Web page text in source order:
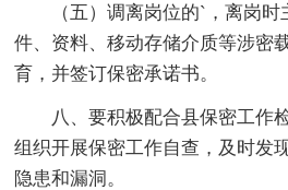
（五）调离岗位的`，离岗时
件、资料、移动存储介质等涉密
育，并签订保密承诺书。
八、要积极配合县保密工作
组织开展保密工作自查，及时发
隐患和漏洞。